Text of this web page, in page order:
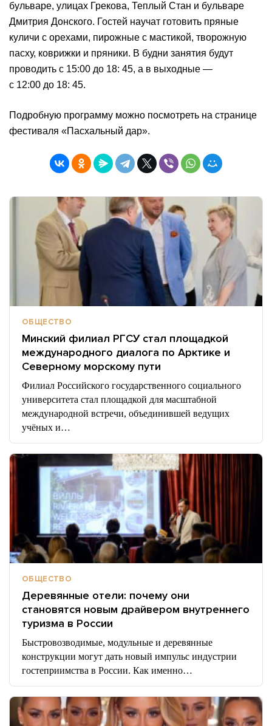
бульваре, улицах Грекова, Теплый Стан и бульваре
Дмитрия Донского. Гостей научат готовить пряные
куличи с орехами, пирожные с мастикой, творожную
пасху, коврижки и пряники. В будни занятия будут
проводить с 15:00 до 18: 45, а в выходные —
с 12:00 до 18: 45.
Подробную программу можно посмотреть на странице
фестиваля «Пасхальный дар».
ОБЩЕСТВО
Минский филиал РГСУ стал площадкой
международного диалога по Арктике и
Северному морскому пути
Филиал Российского государственного социального
университета стал площадкой для масштабной
международной встречи, объединившей ведущих
учёных и…
ОБЩЕСТВО
Деревянные отели: почему они
становятся новым драйвером внутреннего
туризма в России
Быстровозводимые, модульные и деревянные
конструкции могут дать новый импульс индустрии
гостеприимства в России. Как именно…